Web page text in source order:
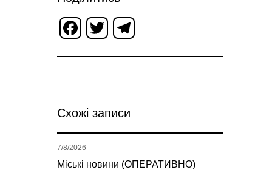
Facebook
Twitter
Схожі записи
Міські новини (ОПЕРАТИВНО)
7/8/2026